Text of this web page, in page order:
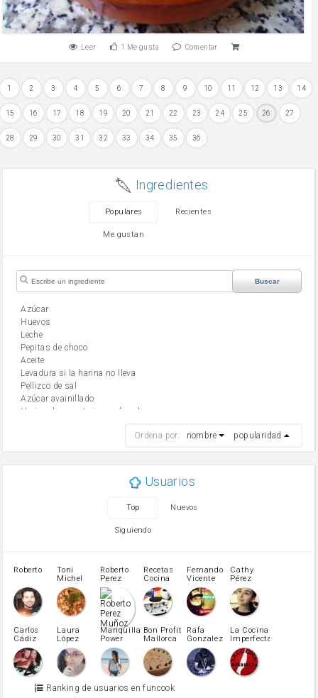
Leer 1 Me gusta Comentar
1 2 3 4 5 6 7 8 9 10 11 12 13 14
15 16 17 18 19 20 21 22 23 24 25 26 27
28 29 30 31 32 33 34 35 36
Ingredientes
Populares Recientes
Me gustan
Buscar
Azúcar
huevos
leche
Pepitas de choco
aceite
Levadura si la harina no lleva
Pellizco de sal
Azúcar avainillado
Harina de reposteria con levadura
mantequilla
Opcional: Ron o Whisky
patatas
pimiento rojo
Pimentón
pimiento verde
miel
vino blanco
Azúcar glass
Azúcar moreno
Zumo de limón
Ordena por: nombre popularidad
Usuarios
Top Nuevos
Siguiendo
Roberto
Toni
Michel
Caubet
Roberto
Perez
Muñoz
Recetas
Cocina
Fernando
Vicente
Cathy
Pérez
Carlos
Cádiz
Laura
López
Martínez
Mariquilla
Power
Bon Profit
Mallorca
Rafa
Gonzalez
La Cocina
Imperfecta
Ranking de usuarios en funcook